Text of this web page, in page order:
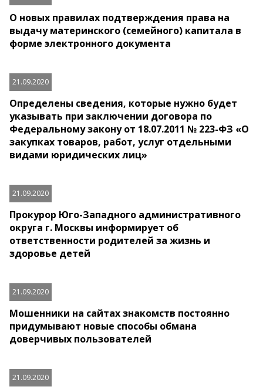
О новых правилах подтверждения права на
выдачу материнского (семейного) капитала в
форме электронного документа
21.09.2020
Определены сведения, которые нужно будет
указывать при заключении договора по
Федеральному закону от 18.07.2011 № 223-ФЗ «О
закупках товаров, работ, услуг отдельными
видами юридических лиц»
21.09.2020
Прокурор Юго-Западного административного
округа г. Москвы информирует об
ответственности родителей за жизнь и
здоровье детей
21.09.2020
Мошенники на сайтах знакомств постоянно
придумывают новые способы обмана
доверчивых пользователей
21.09.2020